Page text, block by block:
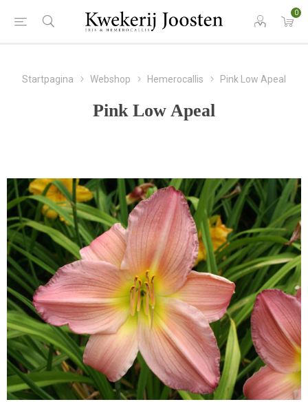
0
Startpagina Webshop Hemerocallis Pink Low Apeal
Pink Low Apeal